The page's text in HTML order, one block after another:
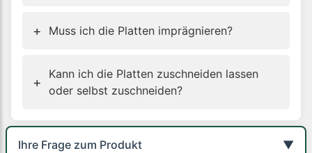
+ Muss ich die Platten imprägnieren?
+
Kann ich die Platten zuschneiden lassen
oder selbst zuschneiden?
Ihre Frage zum Produkt ▼